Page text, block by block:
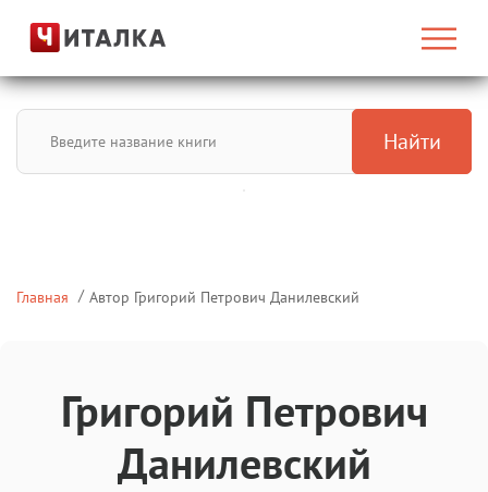
Найти
Главная Автор Григорий Петрович Данилевский
Григорий Петрович
Данилевский